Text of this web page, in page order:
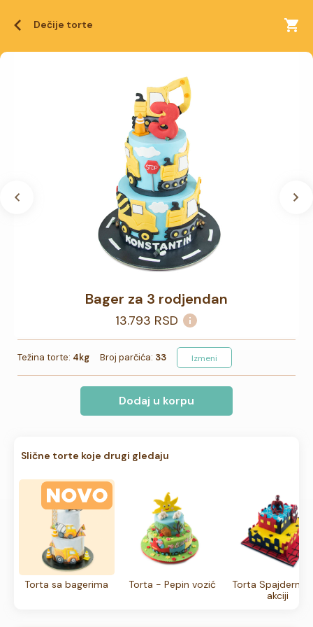
Dečije torte
Bager za 3 rodjendan
13.793 RSD
Težina torte: 4kg Broj parčića: 33 Izmeni
Dodaj u korpu
Slične torte koje drugi gledaju
Torta sa bagerima Torta - Pepin vozić
Torta
akciji